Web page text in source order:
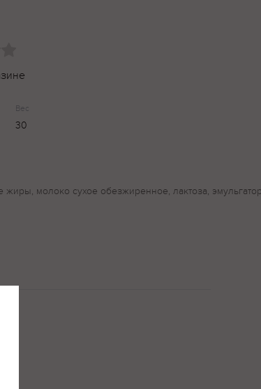
Вес
30
жиры, молоко сухое обезжиренное, лактоза,